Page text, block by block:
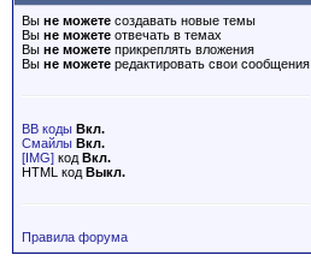
Вы не можете создавать новые темы
Вы не можете отвечать в темах
Вы не можете прикреплять вложения
Вы не можете редактировать свои сообщения
BB коды Вкл.
Смайлы Вкл.
[IMG] код Вкл.
HTML код Выкл.
Правила форума